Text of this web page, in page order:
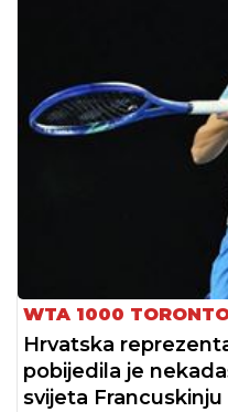
WTA 1000
Hrvatska
pobijedila je
svijeta